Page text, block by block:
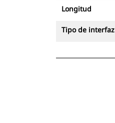
Longitud
Tipo de interfaz